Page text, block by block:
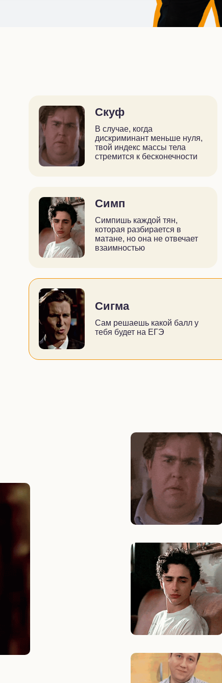
Скуф
В случае, когда
дискриминант меньше нуля,
твой индекс массы тела
стремится к бесконечности
Симп
Симпишь каждой тян,
которая разбирается в
матане, но она не отвечает
взаимностью
Сигма
Сам решаешь какой балл у
тебя будет на ЕГЭ